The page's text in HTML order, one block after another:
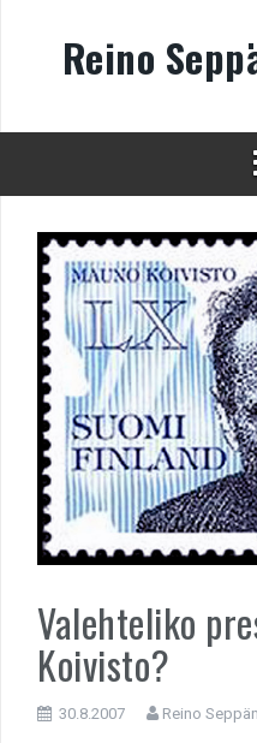
Reino
Valehteliko
Koivisto?
30.8.2007 Reino